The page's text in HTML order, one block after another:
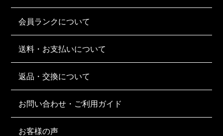
会員ランクについて
送料・お支払いについて
返品・交換について
お問い合わせ・ご利用ガイド
お客様の声